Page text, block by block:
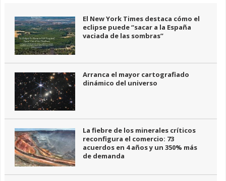
El New York Times destaca cómo el
eclipse puede “sacar a la España
vaciada de las sombras”
Arranca el mayor cartografiado
dinámico del universo
La fiebre de los minerales críticos
reconfigura el comercio: 73
acuerdos en 4 años y un 350% más
de demanda